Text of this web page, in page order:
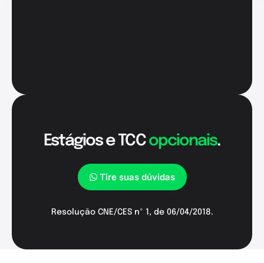
Estágios e TCCopcionais.
Tire suas dúvidas
Resolução CNE/CES nº 1, de 06/04/2018.